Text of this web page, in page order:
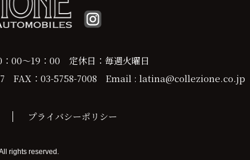
00～19：00 定休日：毎週火曜日
FAX：03-5758-7008 Email : latina@collezione.co.jp
プライバシーポリシー
rights reserved.